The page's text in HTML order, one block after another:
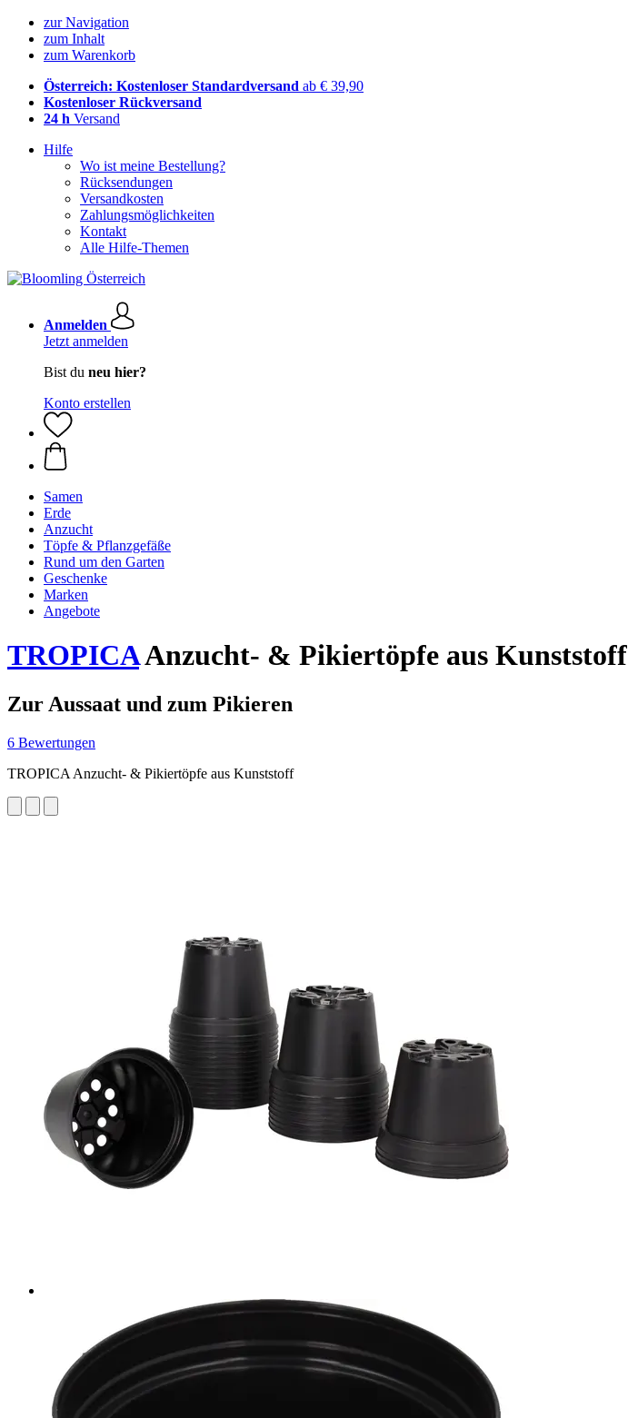
zur Navigation
zum Inhalt
zum Warenkorb
Österreich: Kostenloser Standardversand ab € 39,90
Kostenloser Rückversand
24 h Versand
Hilfe
Wo ist meine Bestellung?
Rücksendungen
Versandkosten
Zahlungsmöglichkeiten
Kontakt
Alle Hilfe-Themen
Anmelden
Jetzt anmelden
Bist du neu hier?
Konto erstellen
Samen
Erde
Anzucht
Töpfe & Pflanzgefäße
Rund um den Garten
Geschenke
Marken
Angebote
TROPICAAnzucht- & Pikiertöpfe aus Kunststoff
Zur Aussaat und zum Pikieren
6 Bewertungen
TROPICA Anzucht- & Pikiertöpfe aus Kunststoff